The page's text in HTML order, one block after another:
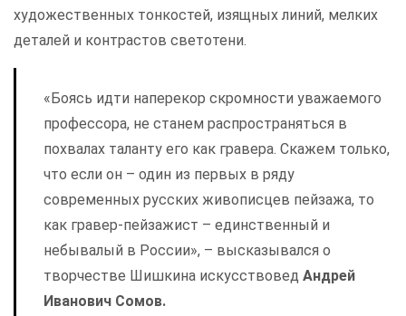
художественных тонкостей, изящных линий, мелких
деталей и контрастов светотени.
«Боясь идти наперекор скромности уважаемого
профессора, не станем распространяться в
похвалах таланту его как гравера. Скажем только,
что если он – один из первых в ряду
современных русских живописцев пейзажа, то
как гравер-пейзажист – единственный и
небывалый в России», – высказывался о
творчестве Шишкина искусствовед Андрей
Иванович Сомов.